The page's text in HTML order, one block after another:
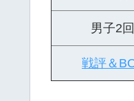
男子2
戦評＆